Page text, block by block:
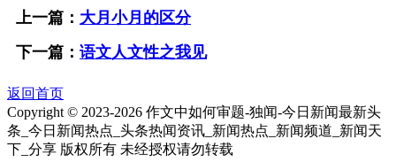
上一篇： 大月小月的区分
下一篇： 语文人文性之我见
返回首页
Copyright © 2023-2026 作文中如何审题-独闻-今日新闻最新头
条_今日新闻热点_头条热闻资讯_新闻热点_新闻频道_新闻天
下_分享 版权所有 未经授权请勿转载